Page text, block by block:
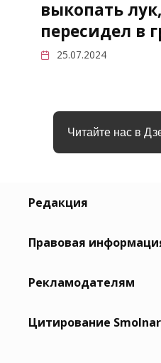
выкопать
пересидел в
25.07.2024
Читайте нас в
Редакция
Правовая
Рекламодателям
Цитирование